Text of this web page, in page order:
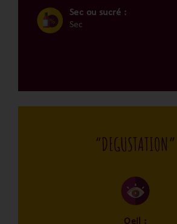
Sec ou sucré :
Sec
“DEGUSTATION”
Oeil :